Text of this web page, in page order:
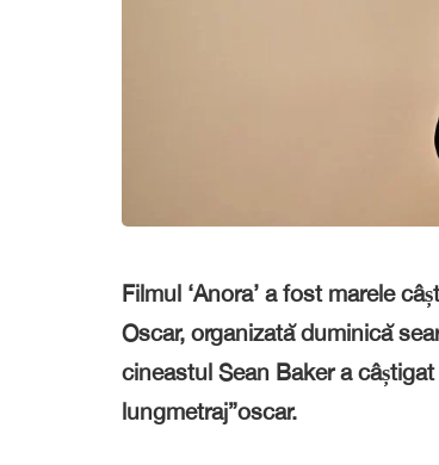
Filmul ‘Anora’ a fost marele
Oscar, organizată duminică
cineastul Sean Baker a
lungmetraj”oscar.